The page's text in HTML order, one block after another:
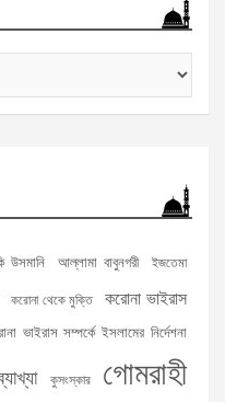
উসমানি আল্লামা বাবুনগরী ইজতেমা
করোনা থেকে মুক্তি করোনা ভাইরাস
ভাইরাস সম্পর্কে ইসলামের নির্দেশনা
কুসংস্কার গোমরাহী